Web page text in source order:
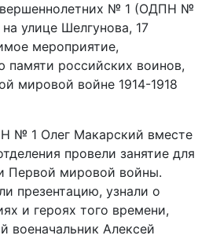
№ 1 (ОДПН №
улице Шелгунова, 17
мероприятие,
памяти российских воинов,
мировой войне 1914-1918
№ 1 Олег Макарский вместе
провели занятие для
Первой мировой войны.
презентацию, узнали о
и героях того времени,
военачальник Алексей